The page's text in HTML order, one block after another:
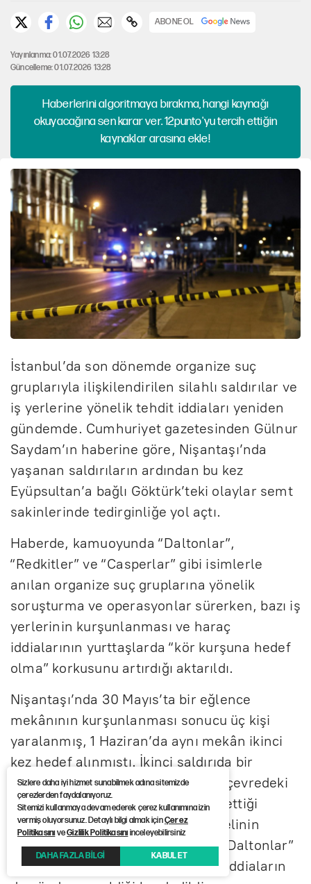
ABONE OL
Yayınlanma: 01.07.2026 13:28
Güncelleme: 01.07.2026 13:28
Haberlerini algoritmaya bırakma, hangi kaynağı
okuyacağına sen karar ver. 12punto'yu tercih ettiğin
kaynaklar arasına ekle!
İstanbul’da son dönemde organize suç
gruplarıyla ilişkilendirilen silahlı saldırılar ve
iş yerlerine yönelik tehdit iddiaları yeniden
gündemde. Cumhuriyet gazetesinden Gülnur
Saydam’ın haberine göre, Nişantaşı’nda
yaşanan saldırıların ardından bu kez
Eyüpsultan’a bağlı Göktürk’teki olaylar semt
sakinlerinde tedirginliğe yol açtı.
Haberde, kamuoyunda “Daltonlar”,
“Redkitler” ve “Casperlar” gibi isimlerle
anılan organize suç gruplarına yönelik
soruşturma ve operasyonlar sürerken, bazı iş
yerlerinin kurşunlanması ve haraç
iddialarının yurttaşlarda “kör kurşuna hedef
olma” korkusunu artırdığı aktarıldı.
Nişantaşı’nda 30 Mayıs’ta bir eğlence
mekânının kurşunlanması sonucu üç kişi
yaralanmış, 1 Haziran’da aynı mekân ikinci
kez hedef alınmıştı. İkinci saldırıda bir
güvenlik görevlisinin yaralandığı, çevredeki
bazı iş yerlerine de kurşun isabet ettiği
belirtilmişti. Olayla ilgili altı şüphelinin
gözaltına alındığı, soruşturmada “Daltonlar”
olarak bilinen suç grubuna ilişkin iddiaların
Sizlere daha iyi hizmet sunabilmek adına sitemizde
çerezlerden faydalanıyoruz.
Sitemizi kullanmaya devam ederek çerez kullanımına izin
vermiş oluyorsunuz. Detaylı bilgi almak içinÇerez
PolitikasınıveGizlilik Politikasınıinceleyebilirsiniz
DAHA FAZLA BİLGİ KABUL ET